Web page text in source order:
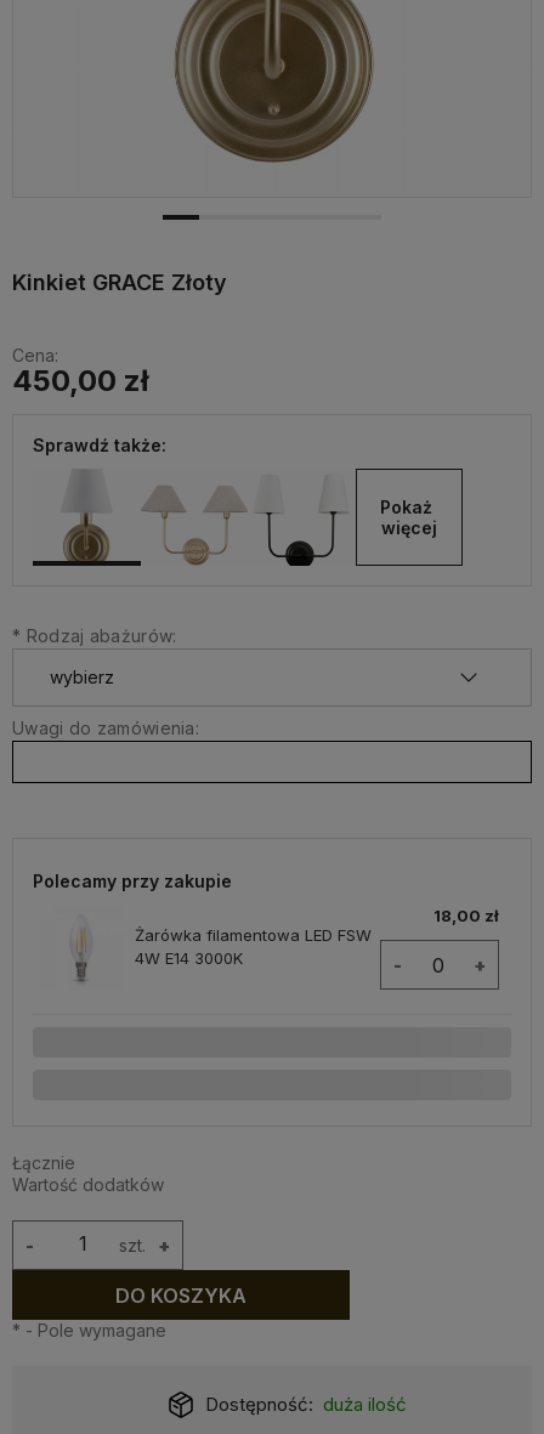
Kinkiet GRACE Złoty
Cena:
450,00 zł
Sprawdź także:
Pokaż
więcej
* Rodzaj abażurów:
Uwagi do zamówienia:
Polecamy przy zakupie
Żarówka filamentowa LED FSW
4W E14 3000K
18,00 zł
- +
Łącznie
Wartość dodatków
szt. +
-
DO KOSZYKA
* - Pole wymagane
Dostępność: duża ilość